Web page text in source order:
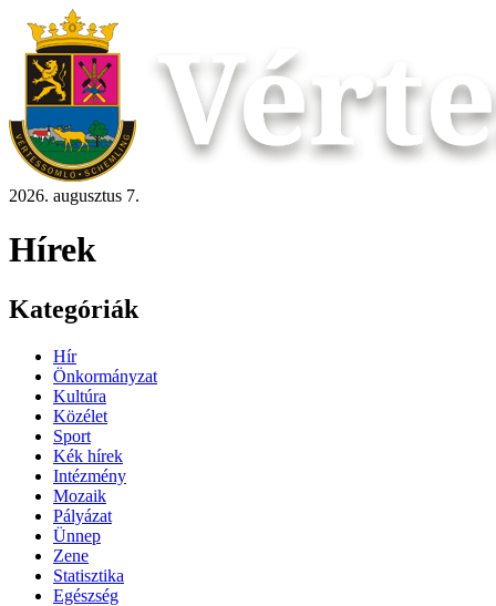
2026. augusztus 7.
Hírek
Kategóriák
Hír
Önkormányzat
Kultúra
Közélet
Sport
Kék hírek
Intézmény
Mozaik
Pályázat
Ünnep
Zene
Statisztika
Egészség